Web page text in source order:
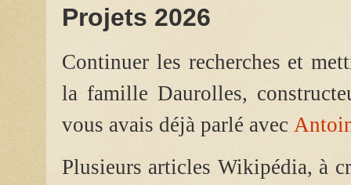
Projets 2026
Continuer les recherches et
la famille Daurolles,
vous avais déjà parlé avec
Plusieurs articles Wikipédia, à